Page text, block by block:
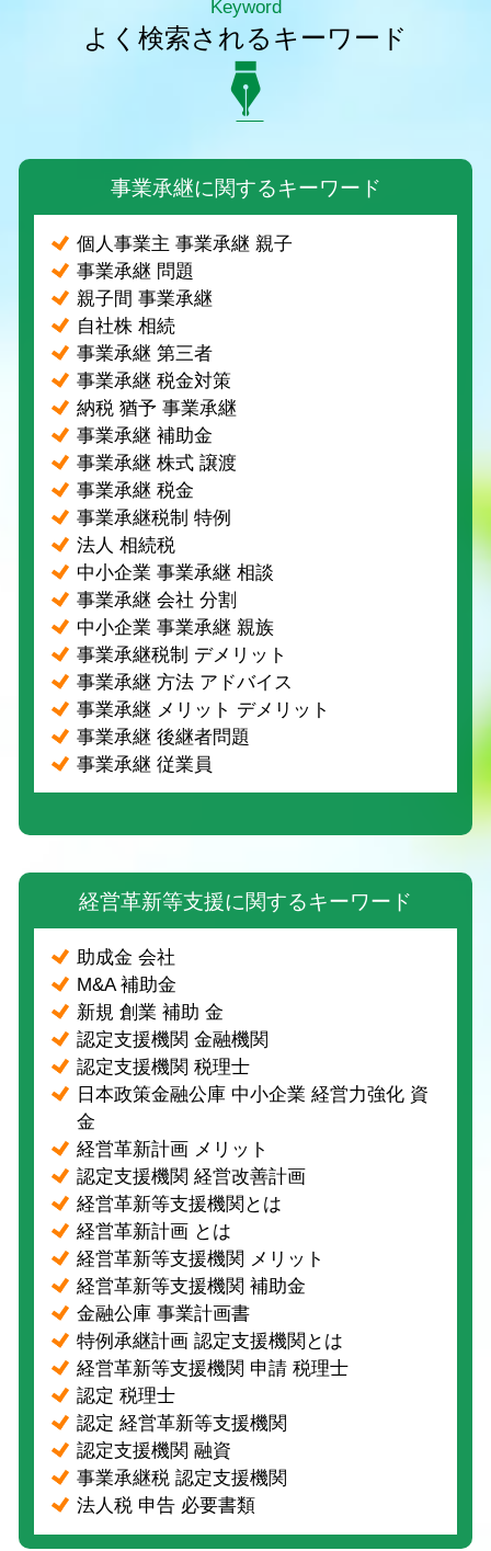
Keyword
よく検索されるキーワード
事業承継に関するキーワード
個人事業主 事業承継 親子
事業承継 問題
親子間 事業承継
自社株 相続
事業承継 第三者
事業承継 税金対策
納税 猶予 事業承継
事業承継 補助金
事業承継 株式 譲渡
事業承継 税金
事業承継税制 特例
法人 相続税
中小企業 事業承継 相談
事業承継 会社 分割
中小企業 事業承継 親族
事業承継税制 デメリット
事業承継 方法 アドバイス
事業承継 メリット デメリット
事業承継 後継者問題
事業承継 従業員
経営革新等支援に関するキーワード
助成金 会社
M&A 補助金
新規 創業 補助 金
認定支援機関 金融機関
認定支援機関 税理士
日本政策金融公庫 中小企業 経営力強化 資
金
経営革新計画 メリット
認定支援機関 経営改善計画
経営革新等支援機関とは
経営革新計画 とは
経営革新等支援機関 メリット
経営革新等支援機関 補助金
金融公庫 事業計画書
特例承継計画 認定支援機関とは
経営革新等支援機関 申請 税理士
認定 税理士
認定 経営革新等支援機関
認定支援機関 融資
事業承継税 認定支援機関
法人税 申告 必要書類